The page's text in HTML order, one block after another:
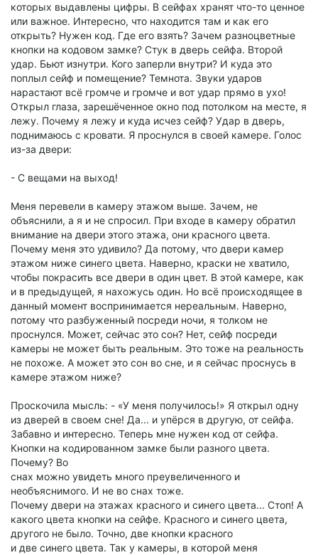
которых выдавлены цифры. В сейфах хранят что-то ценное
или важное. Интересно, что находится там и как его
открыть? Нужен код. Где его взять? Зачем разноцветные
кнопки на кодовом замке? Стук в дверь сейфа. Второй
удар. Бьют изнутри. Кого заперли внутри? И куда это
поплыл сейф и помещение? Темнота. Звуки ударов
нарастают всё громче и громче и вот удар прямо в ухо!
Открыл глаза, зарешёченное окно под потолком на месте, я
лежу. Почему я лежу и куда исчез сейф? Удар в дверь,
поднимаюсь с кровати. Я проснулся в своей камере. Голос
из-за двери:
- С вещами на выход!
Меня перевели в камеру этажом выше. Зачем, не
объяснили, а я и не спросил. При входе в камеру обратил
внимание на двери этого этажа, они красного цвета.
Почему меня это удивило? Да потому, что двери камер
этажом ниже синего цвета. Наверно, краски не хватило,
чтобы покрасить все двери в один цвет. В этой камере, как
и в предыдущей, я нахожусь один. Но всё происходящее в
данный момент воспринимается нереальным. Наверно,
потому что разбуженный посреди ночи, я толком не
проснулся. Может, сейчас это сон? Нет, сейф посреди
камеры не может быть реальным. Это тоже на реальность
не похоже. А может это сон во сне, и я сейчас проснусь в
камере этажом ниже?
Проскочила мысль: - «У меня получилось!» Я открыл одну
из дверей в своем сне! Да... и упёрся в другую, от сейфа.
Забавно и интересно. Теперь мне нужен код от сейфа.
Кнопки на кодированном замке были разного цвета.
Почему? Во
снах можно увидеть много преувеличенного и
необъяснимого. И не во снах тоже.
Почему двери на этажах красного и синего цвета... Стоп! А
какого цвета кнопки на сейфе. Красного и синего цвета,
другого не было. Точно, две кнопки красного
и две синего цвета. Так у камеры, в которой меня